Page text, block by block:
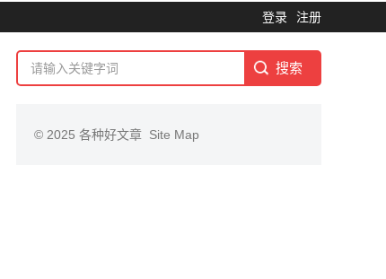
登录 注册
© 2025 各种好文章 Site Map